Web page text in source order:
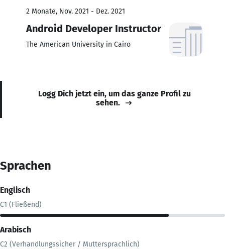
2 Monate, Nov. 2021 - Dez. 2021
Android Developer Instructor
The American University in Cairo
Logg Dich jetzt ein, um das ganze Profil zu
sehen.
Sprachen
Englisch
C1 (Fließend)
Arabisch
C2 (Verhandlungssicher / Muttersprachlich)